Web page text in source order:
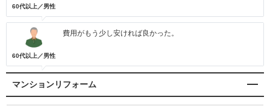
60代以上／男性
60代以上／男性
費用がもう少し安ければ良かった。
マンションリフォーム